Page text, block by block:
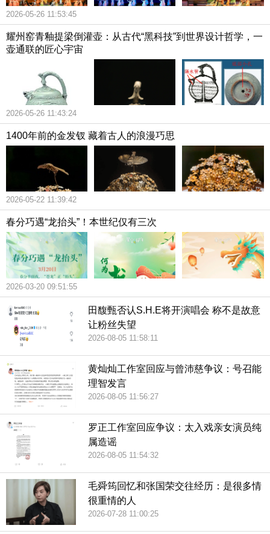
2026-05-26 11:53:45
耀州窑青釉提梁倒灌壶：从古代“黑科技”到世界设计哲学，一
壶通联的匠心宇宙
2026-05-26 11:43:24
1400年前的金发钗 藏着古人的浪漫巧思
2026-05-22 11:39:42
春分巧遇“龙抬头”！本世纪仅有三次
2026-03-20 09:51:55
田馥甄否认S.H.E将开演唱会 称不是故意
让粉丝失望
2026-08-05 11:58:11
黄灿灿工作室回应与曾沛慈争议：号召能
理智发言
2026-08-05 11:56:27
罗正工作室回应争议：太入戏亲女演员纯
属造谣
2026-08-05 11:54:32
毛舜筠回忆和张国荣交往经历：是很多情
很重情的人
2026-07-28 11:00:25